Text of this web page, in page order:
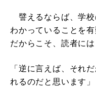
譬えるならば、学校
わかっていることを
だからこそ、読者に
「逆に言えば、それ
れるのだと思います」